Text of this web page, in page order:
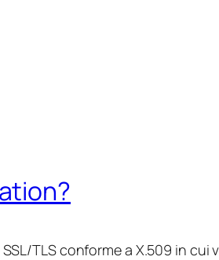
TLS conforme a X.509 in